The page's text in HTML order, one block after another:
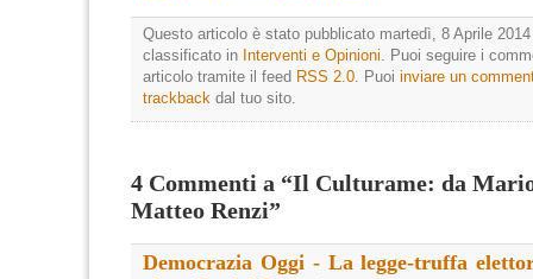
Questo articolo è stato pubblicato martedì, 8 Aprile
classificato in Interventi e Opinioni. Puoi seguire i
articolo tramite il feed RSS 2.0. Puoi inviare un
trackback dal tuo sito.
4 Commenti a “Il Culturame: da
Matteo Renzi”
Democrazia Oggi - La legge-truffa